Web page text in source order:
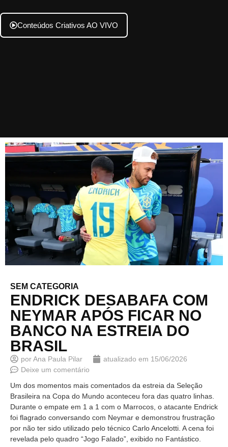
Conteúdos Criativos AO VIVO
SEM CATEGORIA
ENDRICK DESABAFA COM
NEYMAR APÓS FICAR NO
BANCO NA ESTREIA DO
BRASIL
porAna Paula Pilar atualizado em 15/06/2026
Deixe um comentário
Um dos momentos mais comentados da estreia da Seleção
Brasileira na Copa do Mundo aconteceu fora das quatro linhas.
Durante o empate em 1 a 1 com o Marrocos, o atacante Endrick
foi flagrado conversando com Neymar e demonstrou frustração
por não ter sido utilizado pelo técnico Carlo Ancelotti. A cena foi
revelada pelo quadro “Jogo Falado”, exibido no Fantástico.